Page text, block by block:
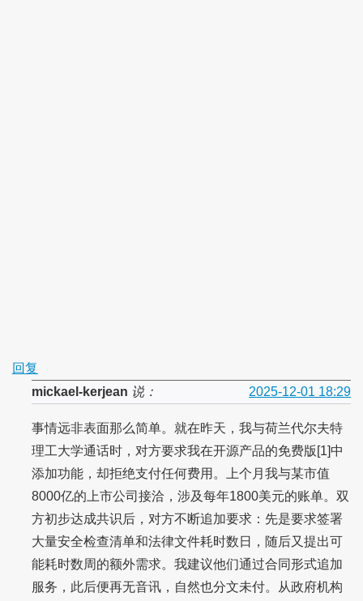
回复
mickael-kerjean 说： 2025-12-01 18:29
事情远非表面那么简单。就在昨天，我与荷兰代尔夫特
理工大学通话时，对方要求我在开源产品的免费版[1]中
添加功能，却拒绝支付任何费用。上个月我与某市值
8000亿的上市公司接洽，涉及每年1800美元的账单。双
方初步达成共识后，对方不断追加要求：先是要求签署
大量安全检查清单和法律文件耗时数日，随后又提出可
能耗时数周的额外需求。我建议他们通过合同形式追加
服务，此后便再无音讯，自然也分文未付。从政府机构